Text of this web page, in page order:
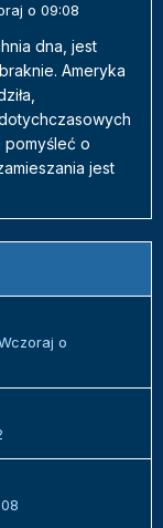
o 09:08
dna, jest
Ameryka
pomyśleć o
jest
o